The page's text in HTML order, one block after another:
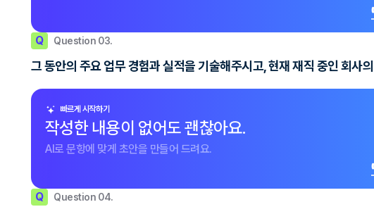
Q Question 03.
그 동안의 주요 업무 경험과 실적을 기술해주시고, 현재 재직 중인 회사
빠르게 시작하기
작성한 내용이 없어도 괜찮아요.
AI로 문항에 맞게 초안을 만들어 드려요.
Q Question 04.